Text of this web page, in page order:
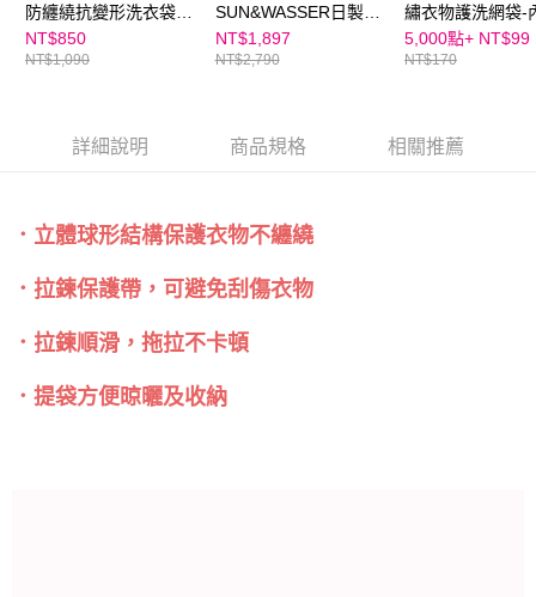
防纏繞抗變形洗衣袋/
護洗袋-3入
NT$850
NT$1,090
SUN&WASSER日製可
層疊置物洗衣籃-2入
NT$1,897
NT$2,790
繡衣物護洗網袋-
+襪子+裙子護洗
5,000點+ NT$99
NT$170
詳細說明 商品規格 相關推薦
．立體球形結構保護衣物不纏繞
．拉鍊保護帶，可避免刮傷衣物
．拉鍊順滑，拖拉不卡頓
．提袋方便晾曬及收納